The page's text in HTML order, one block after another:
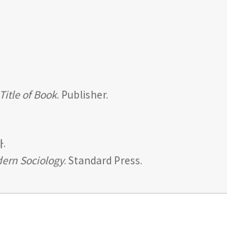
Title of Book. Publisher.
.
Sociology. Standard Press.